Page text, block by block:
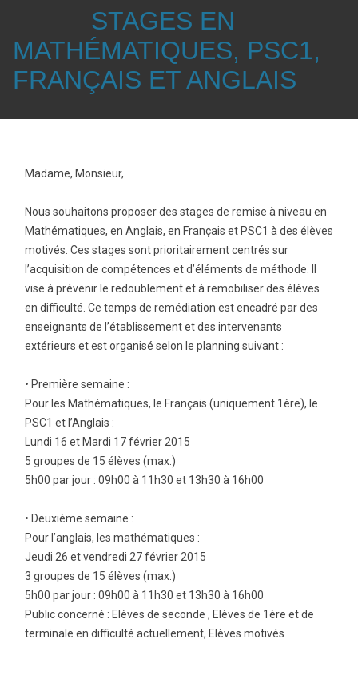
STAGES EN
MATHÉMATIQUES, PSC1,
FRANÇAIS ET ANGLAIS
Madame, Monsieur,
Nous souhaitons proposer des stages de remise à niveau en
Mathématiques, en Anglais, en Français et PSC1 à des élèves
motivés. Ces stages sont prioritairement centrés sur
l’acquisition de compétences et d’éléments de méthode. Il
vise à prévenir le redoublement et à remobiliser des élèves
en difficulté. Ce temps de remédiation est encadré par des
enseignants de l’établissement et des intervenants
extérieurs et est organisé selon le planning suivant :
• Première semaine :
Pour les Mathématiques, le Français (uniquement 1ère), le
PSC1 et l’Anglais :
Lundi 16 et Mardi 17 février 2015
5 groupes de 15 élèves (max.)
5h00 par jour : 09h00 à 11h30 et 13h30 à 16h00
• Deuxième semaine :
Pour l’anglais, les mathématiques :
Jeudi 26 et vendredi 27 février 2015
3 groupes de 15 élèves (max.)
5h00 par jour : 09h00 à 11h30 et 13h30 à 16h00
Public concerné : Elèves de seconde , Elèves de 1ère et de
terminale en difficulté actuellement, Elèves motivés